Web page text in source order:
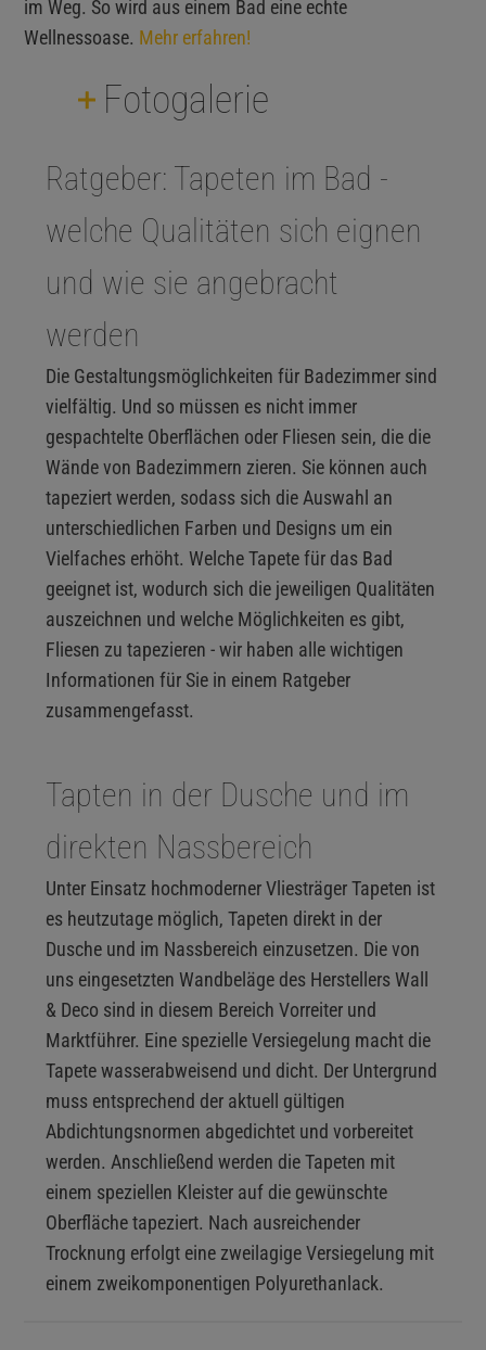
im Weg. So wird aus einem Bad eine echte
Wellnessoase. Mehr erfahren!
Fotogalerie
Ratgeber: Tapeten im Bad -
welche Qualitäten sich eignen
und wie sie angebracht
werden
Die Gestaltungsmöglichkeiten für Badezimmer sind
vielfältig. Und so müssen es nicht immer
gespachtelte Oberflächen oder Fliesen sein, die die
Wände von Badezimmern zieren. Sie können auch
tapeziert werden, sodass sich die Auswahl an
unterschiedlichen Farben und Designs um ein
Vielfaches erhöht. Welche Tapete für das Bad
geeignet ist, wodurch sich die jeweiligen Qualitäten
auszeichnen und welche Möglichkeiten es gibt,
Fliesen zu tapezieren - wir haben alle wichtigen
Informationen für Sie in einem Ratgeber
zusammengefasst.
Tapten in der Dusche und im
direkten Nassbereich
Unter Einsatz hochmoderner Vliesträger Tapeten ist
es heutzutage möglich, Tapeten direkt in der
Dusche und im Nassbereich einzusetzen. Die von
uns eingesetzten Wandbeläge des Herstellers Wall
& Deco sind in diesem Bereich Vorreiter und
Marktführer. Eine spezielle Versiegelung macht die
Tapete wasserabweisend und dicht. Der Untergrund
muss entsprechend der aktuell gültigen
Abdichtungsnormen abgedichtet und vorbereitet
werden. Anschließend werden die Tapeten mit
einem speziellen Kleister auf die gewünschte
Oberfläche tapeziert. Nach ausreichender
Trocknung erfolgt eine zweilagige Versiegelung mit
einem zweikomponentigen Polyurethanlack.